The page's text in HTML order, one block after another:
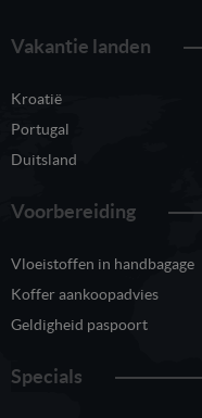
Vakantie landen
Kroatië
Portugal
Duitsland
Voorbereiding
Vloeistoffen in handbagage
Koffer aankoopadvies
Geldigheid paspoort
Specials